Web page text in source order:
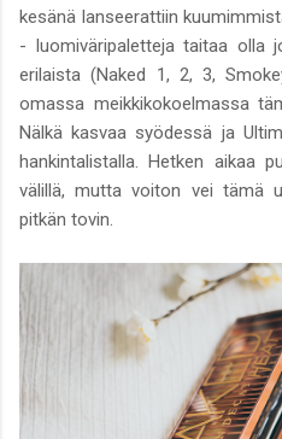
kesänä lanseerattiin
- luomiväripaletteja taitaa olla
erilaista (Naked 1, 2, 3,
omassa meikkikokoelmassa
Nälkä kasvaa syödessä ja
hankintalistalla. Hetken aikaa
välillä, mutta voiton vei tämä
pitkän tovin.